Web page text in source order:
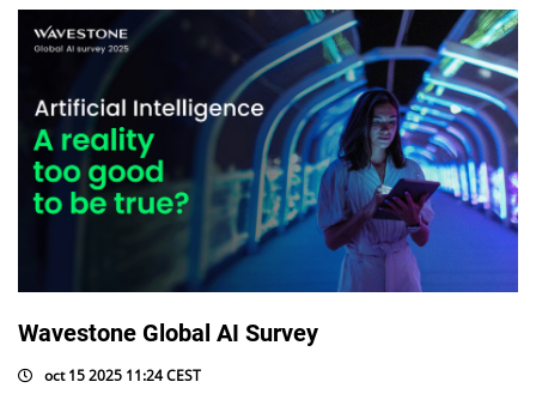
Wavestone Global AI Survey
oct 15 2025 11:24 CEST